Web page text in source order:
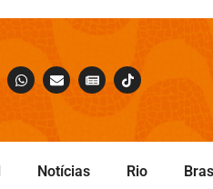
Notícias Rio